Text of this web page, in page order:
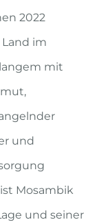
2022
im
mit
und
Mosambik
und seiner